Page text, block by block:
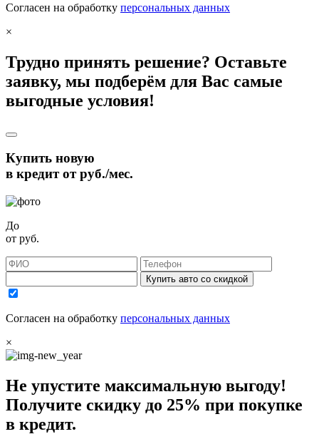
Согласен на обработку персональных данных
×
Трудно принять решение? Оставьте
заявку, мы подберём для Вас самые
выгодные условия!
Купить новую
в кредит отруб./мес.
До
от руб.
Купить авто со скидкой
Согласен на обработку персональных данных
×
Не упустите максимальную выгоду!
Получите скидку до 25% при покупке
в кредит.